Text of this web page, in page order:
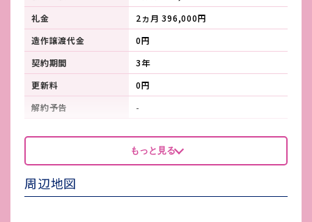
礼金
2ヵ月 396,000円
造作譲渡代金
0円
契約期間
3年
更新料
0円
解約予告
-
看板製作費
-
看板使用料・
維持管理費
-
鍵交換費
-
もっと見る
周辺地図